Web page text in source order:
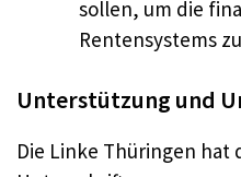
sollen, um die
Rentensystems
Unterstützung und
Die Linke Thüringen hat